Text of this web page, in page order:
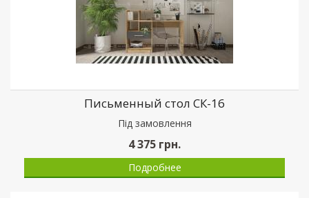
Письменный стол СК-16
Пiд замовлення
4 375 грн.
Подробнее